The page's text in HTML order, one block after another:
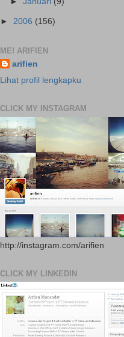
► 2006 (156)
ME! ARIFIEN
arifien
Lihat profil lengkapku
CLICK MY INSTAGRAM
http://instagram.com/arifien
CLICK MY LINKEDIN